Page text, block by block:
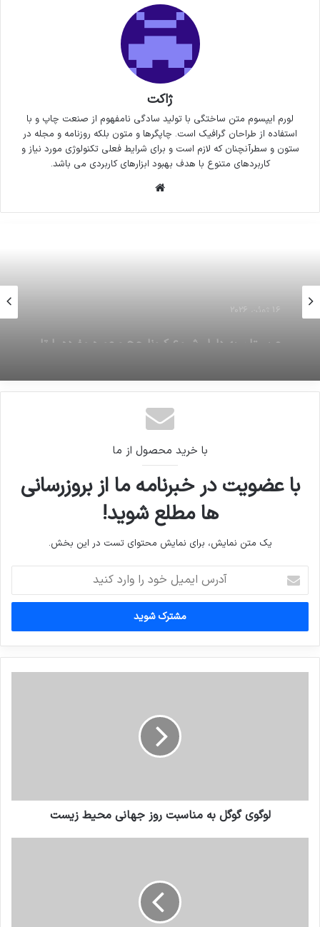
ژاکت
لورم ایپسوم متن ساختگی با تولید سادگی نامفهوم از صنعت چاپ و با
استفاده از طراحان گرافیک است. چاپگرها و متون بلکه روزنامه و مجله در
ستون و سطرآنچنان که لازم است و برای شرایط فعلی تکنولوژی مورد نیاز و
کاربردهای متنوع با هدف بهبود ابزارهای کاربردی می باشد.
عربستان به دلیل شیوع کرونا حج و عمره مفرده را تا
بهتر شدن شرایط به حالت تعلیق درآورد
نوای ماندگار حاج منصور ارضی
با خرید محصول از ما
با عضویت در خبرنامه ما از بروزرسانی
ها مطلع شوید!
یک متن نمایش، برای نمایش محتوای تست در این بخش.
ایمیل
خود
وارد
کنید
لوگوی گوگل به مناسبت روز جهانی محیط زیست